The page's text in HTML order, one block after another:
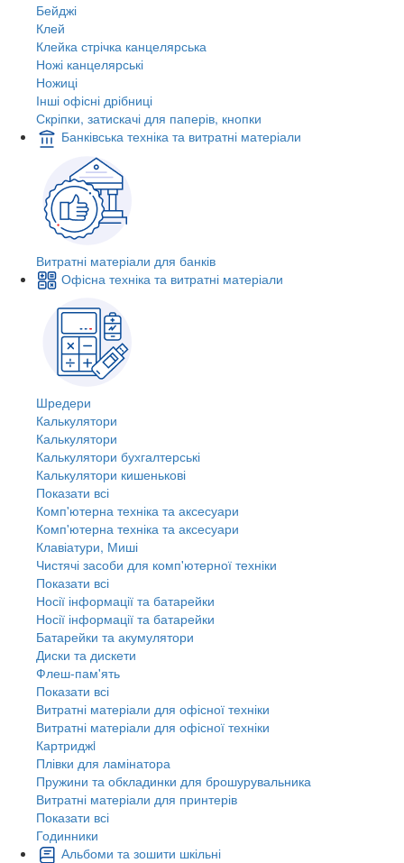
Бейджі
Клей
Клейка стрічка канцелярська
Ножі канцелярські
Ножиці
Інші офісні дрібниці
Скріпки, затискачі для паперів, кнопки
Банківська техніка та витратні матеріали
Витратні матеріали для банків
Офісна техніка та витратні матеріали
Шредери
Калькулятори
Калькулятори
Калькулятори бухгалтерські
Калькулятори кишенькові
Показати всі
Комп'ютерна техніка та аксесуари
Комп'ютерна техніка та аксесуари
Клавіатури, Миші
Чистячі засоби для комп'ютерної техніки
Показати всі
Носії інформації та батарейки
Носії інформації та батарейки
Батарейки та акумулятори
Диски та дискети
Флеш-пам'ять
Показати всі
Витратні матеріали для офісної техніки
Витратні матеріали для офісної техніки
Картриджi
Плівки для ламінатора
Пружини та обкладинки для брошурувальника
Витратні матеріали для принтерів
Показати всі
Годинники
Альбоми та зошити шкільні